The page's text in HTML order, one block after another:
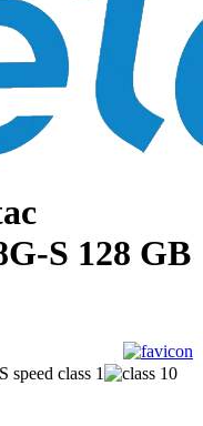
S 128 GB